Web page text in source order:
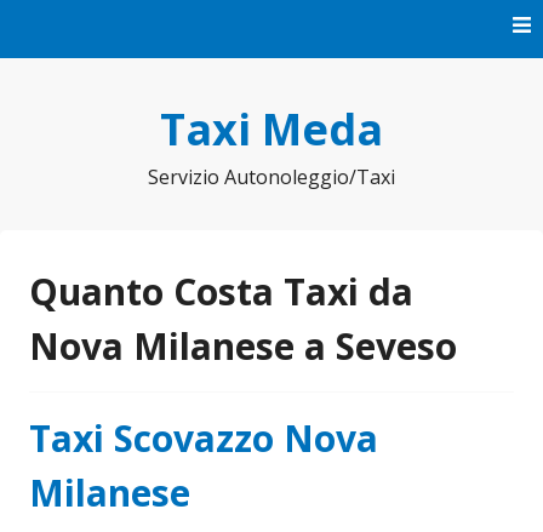
Taxi Meda
Servizio Autonoleggio/Taxi
Quanto Costa Taxi da
Nova Milanese a Seveso
Taxi Scovazzo Nova
Milanese